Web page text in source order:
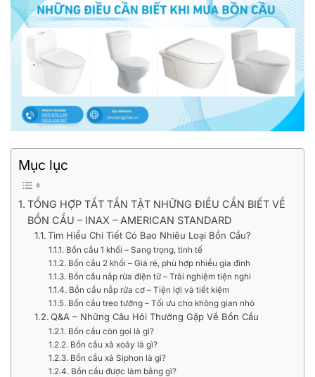
Mục lục
TỔNG HỢP TẤT TẦN TẬT NHỮNG ĐIỀU CẦN BIẾT VỀ
BỒN CẦU – INAX – AMERICAN STANDARD
Tìm Hiểu Chi Tiết Có Bao Nhiêu Loại Bồn Cầu?
Bồn cầu 1 khối – Sang trọng, tinh tế
Bồn cầu 2 khối – Giá rẻ, phù hợp nhiều gia đình
Bồn cầu nắp rửa điện tử – Trải nghiệm tiện nghi
Bồn cầu nắp rửa cơ – Tiện lợi và tiết kiệm
Bồn cầu treo tường – Tối ưu cho không gian nhỏ
Q&A – Những Câu Hỏi Thường Gặp Về Bồn Cầu
Bồn cầu còn gọi là gì?
Bồn cầu xả xoáy là gì?
Bồn cầu xả Siphon là gì?
Bồn cầu được làm bằng gì?